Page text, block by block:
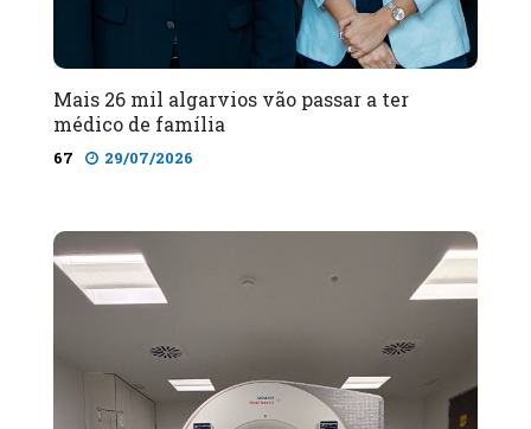
Mais 26 mil algarvios vão passar a ter
médico de família
67 29/07/2026